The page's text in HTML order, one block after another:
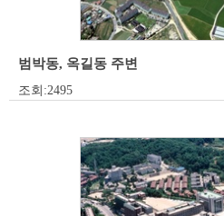
범박동, 옥길동 주변
조회:2495